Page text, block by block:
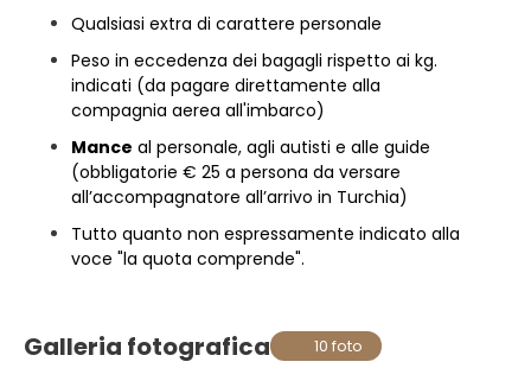
Qualsiasi extra di carattere personale
Peso in eccedenza dei bagagli rispetto ai kg.
indicati (da pagare direttamente alla
compagnia aerea all'imbarco)
Mance al personale, agli autisti e alle guide
(obbligatorie € 25 a persona da versare
all’accompagnatore all’arrivo in Turchia)
Tutto quanto non espressamente indicato alla
voce "la quota comprende".
Galleria fotografica 10 foto